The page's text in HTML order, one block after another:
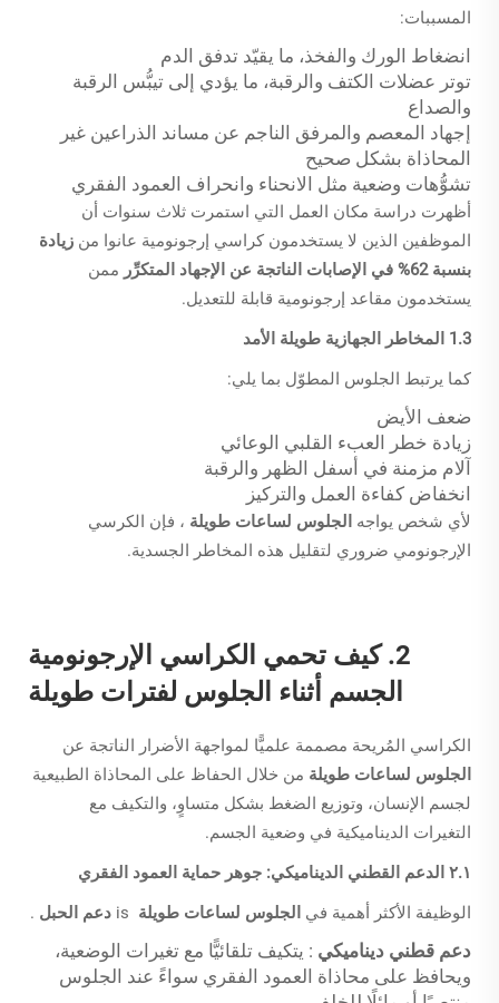
المسببات:
انضغاط الورك والفخذ، ما يقيّد تدفق الدم
توتر عضلات الكتف والرقبة، ما يؤدي إلى تيبُّس الرقبة
والصداع
إجهاد المعصم والمرفق الناجم عن مساند الذراعين غير
المحاذاة بشكل صحيح
تشوُّهات وضعية مثل الانحناء وانحراف العمود الفقري
أظهرت دراسة مكان العمل التي استمرت ثلاث سنوات أن
الموظفين الذين لا يستخدمون كراسي إرجونومية عانوا من زيادة
بنسبة 62% في الإصابات الناتجة عن الإجهاد المتكرِّر
ممن
يستخدمون مقاعد إرجونومية قابلة للتعديل.
1.3 المخاطر الجهازية طويلة الأمد
كما يرتبط الجلوس المطوّل بما يلي:
ضعف الأيض
زيادة خطر العبء القلبي الوعائي
آلام مزمنة في أسفل الظهر والرقبة
انخفاض كفاءة العمل والتركيز
لأي شخص يواجه الجلوس لساعات طويلة ، فإن الكرسي
الإرجونومي ضروري لتقليل هذه المخاطر الجسدية.
2. كيف تحمي الكراسي الإرجونومية
الجسم أثناء الجلوس لفترات طويلة
الكراسي المُريحة مصممة علميًّا لمواجهة الأضرار الناتجة عن
الجلوس لساعات طويلة من خلال الحفاظ على المحاذاة الطبيعية
لجسم الإنسان، وتوزيع الضغط بشكل متساوٍ، والتكيف مع
التغيرات الديناميكية في وضعية الجسم.
٢.١ الدعم القطني الديناميكي: جوهر حماية العمود الفقري
الوظيفة الأكثر أهمية في الجلوس لساعات طويلة دعم الحبل .
دعم قطني ديناميكي : يتكيف تلقائيًّا مع تغيرات الوضعية،
ويحافظ على محاذاة العمود الفقري سواءً عند الجلوس